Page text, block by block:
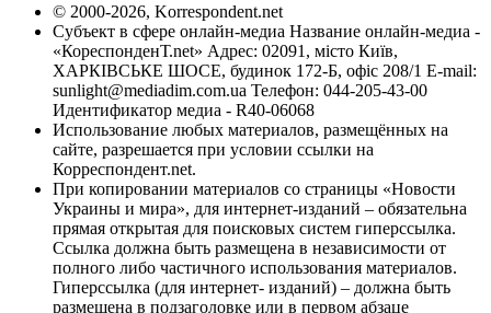
© 2000-2026, Korrespondent.net
Субъект в сфере онлайн-медиа Название онлайн-медиа -
«КореспонденТ.net» Адрес: 02091, місто Київ,
ХАРКІВСЬКЕ ШОСЕ, будинок 172-Б, офіс 208/1 E-mail:
sunlight@mediadim.com.ua Телефон: 044-205-43-00
Идентификатор медиа - R40-06068
Использование любых материалов, размещённых на
сайте, разрешается при условии ссылки на
Корреспондент.net.
При копировании материалов со страницы «Новости
Украины и мира», для интернет-изданий – обязательна
прямая открытая для поисковых систем гиперссылка.
Ссылка должна быть размещена в независимости от
полного либо частичного использования материалов.
Гиперссылка (для интернет- изданий) – должна быть
размещена в подзаголовке или в первом абзаце